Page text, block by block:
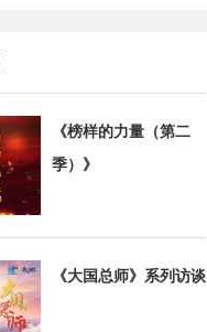
《榜样的力量（第二
季）》
《大国总师》系列访谈